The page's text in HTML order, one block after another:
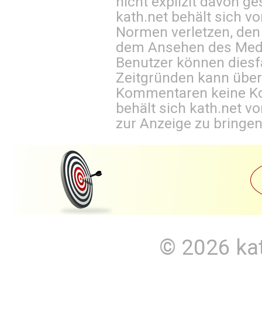
kath.net behält sich
Normen verletzen,
dem Ansehen des
Benutzer können
Zeitgründen kann
Kommentaren keine
behält sich kath.net
zur Anzeige zu
© 2026